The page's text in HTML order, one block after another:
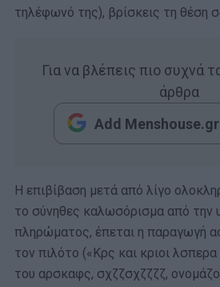
τηλέφωνό της), βρίσκεις τη θέση
Για να βλέπεις πιο συχνά
άρθρα
Add
Η επιβίβαση μετά από λίγο
το σύνηθες καλωσόρισμα από την
πληρώματος, έπεται η παραγωγή
τον πιλότο («Κρς και κριοι
του αρσκαφς, σχζζσχζζζζ,